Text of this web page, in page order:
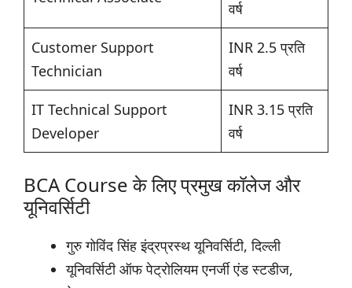
वर्ष
Customer Support
Technician
INR 2.5 प्रति
वर्ष
IT Technical Support
Developer
INR 3.15 प्रति
वर्ष
BCA Course के लिए प्रमुख कॉलेज और
यूनिवर्सिटी
गुरु गोविंद सिंह इंद्रप्रस्थ यूनिवर्सिटी, दिल्ली
यूनिवर्सिटी ऑफ पेट्रोलियम एनर्जी एंड स्टडीज,